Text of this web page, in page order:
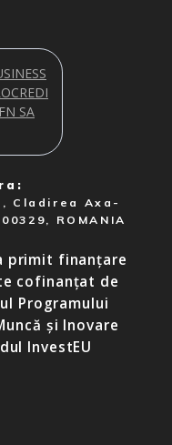
Cladirea Axa-
ROMANIA
primit finanțare
cofinanțat de
Programului
și Inovare
InvestEU